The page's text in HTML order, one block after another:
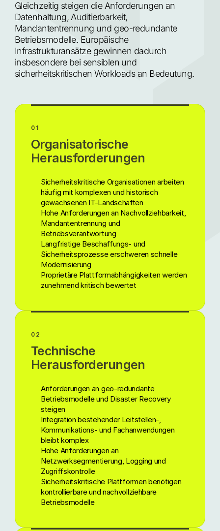
Gleichzeitig steigen die Anforderungen an
Datenhaltung, Auditierbarkeit,
Mandantentrennung und geo-redundante
Betriebsmodelle. Europäische
Infrastrukturansätze gewinnen dadurch
insbesondere bei sensiblen und
sicherheitskritischen Workloads an Bedeutung.
01
Organisatorische
Herausforderungen
Sicherheitskritische Organisationen arbeiten
häufig mit komplexen und historisch
gewachsenen IT-Landschaften
Hohe Anforderungen an Nachvollziehbarkeit,
Mandantentrennung und
Betriebsverantwortung
Langfristige Beschaffungs- und
Sicherheitsprozesse erschweren schnelle
Modernisierung
Proprietäre Plattformabhängigkeiten werden
zunehmend kritisch bewertet
02
Technische
Herausforderungen
Anforderungen an geo-redundante
Betriebsmodelle und Disaster Recovery
steigen
Integration bestehender Leitstellen-,
Kommunikations- und Fachanwendungen
bleibt komplex
Hohe Anforderungen an
Netzwerksegmentierung, Logging und
Zugriffskontrolle
Sicherheitskritische Plattformen benötigen
kontrollierbare und nachvollziehbare
Betriebsmodelle